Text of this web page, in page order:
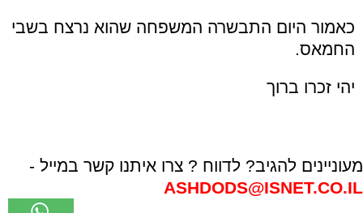
כאמור היום התבשרה המשפחה שהוא נרצח בשבי
החמאס.
יהי זכרו ברוך
מעוניינים להגיב? לדווח ? צרו איתנו קשר במייל -
ASHDODS@ISNET.CO.IL